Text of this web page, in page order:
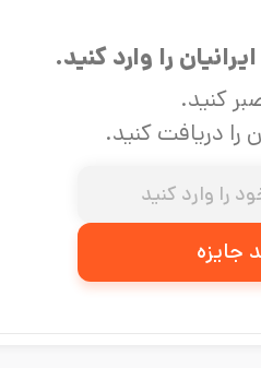
را وارد کنید.
را دریافت کنید.
جایزه